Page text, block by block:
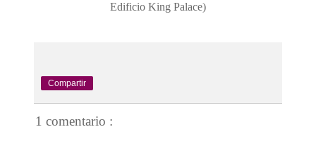
Edificio King Palace)
Compartir
1 comentario :